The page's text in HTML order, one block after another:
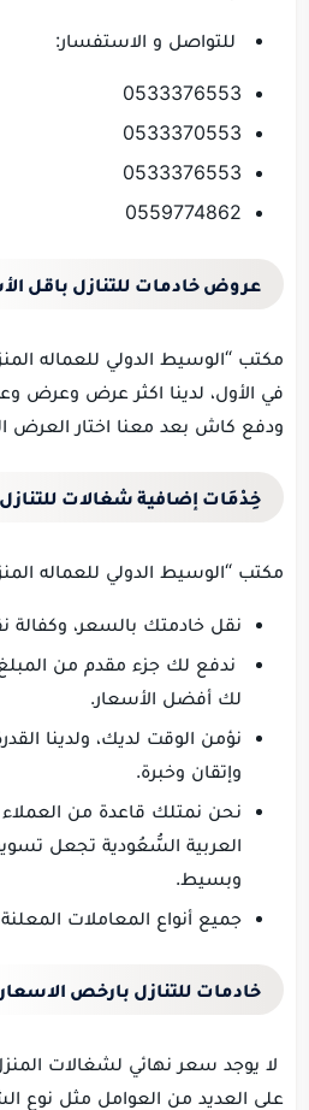
للتواصل و الاستفسار:
0533376553
0533370553
0533376553
0559774862
عروض خادمات للتنازل باقل
مكتب “الوسيط الدولي للعماله
في الأول، لدينا اكثر عرض وعرض
ودفع كاش بعد معنا اختار العرض
خِدْمَات إضافية شغالات
مكتب “الوسيط الدولي للعماله
نقل خادمتك بالسعر، وكفالة
ندفع لك جزء مقدم من
لك أفضل الأسعار.
نؤمن الوقت لديك، ولدينا
وإتقان وخبرة.
نحن نمتلك قاعدة من
العربية السُّعُودية تجعل
وبسيط.
جميع أنواع المعاملات
خادمات للتنازل بارخص الاسعار
لا يوجد سعر نهائي لشغالات
على العديد من العوامل مثل نوع